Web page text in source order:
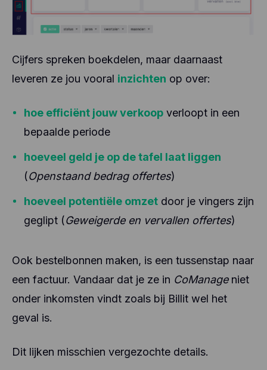
Cijfers spreken boekdelen, maar daarnaast
leveren ze jou vooral inzichten op over:
hoe efficiënt jouw verkoop verloopt in een
bepaalde periode
hoeveel geld je op de tafel laat liggen
(Openstaand bedrag offertes)
hoeveel potentiële omzet door je vingers zijn
geglipt (Geweigerde en vervallen offertes)
Ook bestelbonnen maken, is een tussenstap naar
een factuur. Vandaar dat je ze in CoManageniet
onder inkomsten vindt zoals bij Billit wel het
geval is.
Dit lijken misschien vergezochte details.